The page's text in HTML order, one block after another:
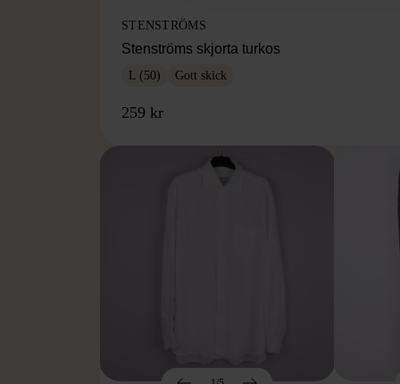
STENSTRÖMS
Stenströms skjorta turkos
L (50) Gott skick
259 kr